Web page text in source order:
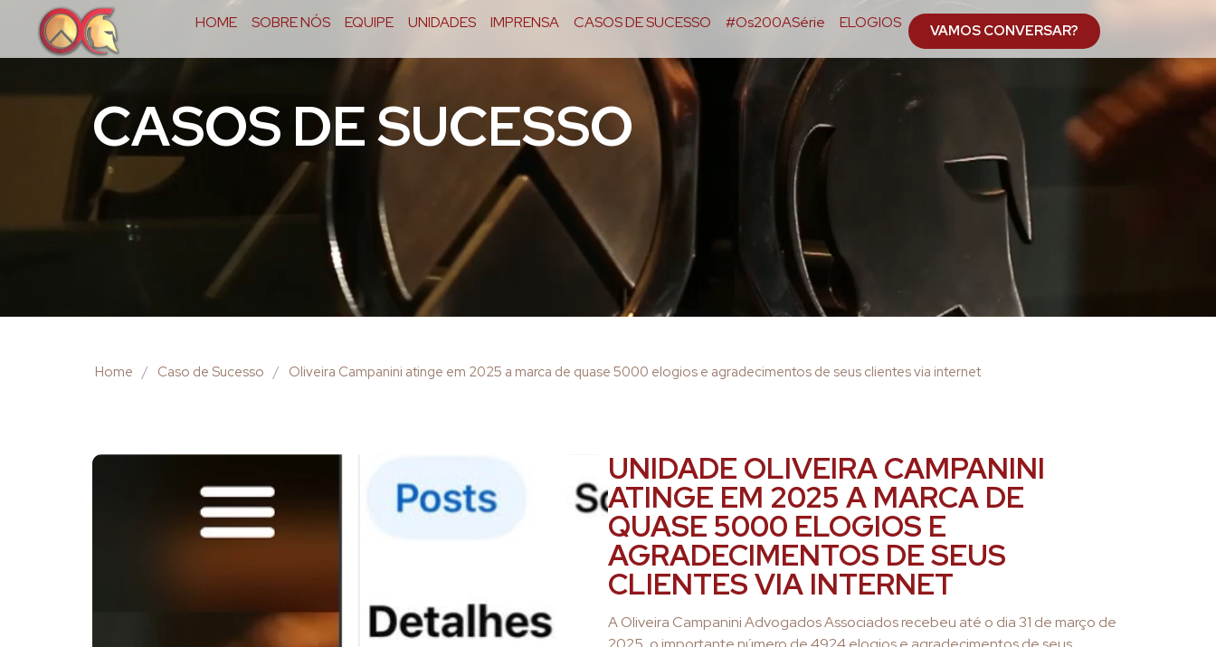
HOME SOBRE NÓS EQUIPE UNIDADES IMPRENSA CASOS DE SUCESSO #Os200ASérie ELOGIOS VAMOS CONVERSAR?
CASOS DE SUCESSO
Home / Caso de Sucesso / Oliveira Campanini atinge em 2025 a marca de quase 5000 elogios e agradecimentos de seus clientes via internet
UNIDADE OLIVEIRA CAMPANINI
ATINGE EM 2025 A MARCA DE
QUASE 5000 ELOGIOS E
AGRADECIMENTOS DE SEUS
CLIENTES VIA INTERNET
A Oliveira Campanini Advogados Associados recebeu até o dia 31 de março de